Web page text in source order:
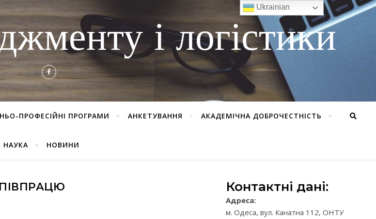
і логістики
ПРОФЕСІЙНІ ПРОГРАМИ АНКЕТУВАННЯ АКАДЕМІЧНА ДОБРОЧЕСТНІСТЬ
НАУКА НОВИНИ
Контактні дані:
Адреса:
м. Одеса, вул. Канатна 112, ОНТУ
Ukrainian